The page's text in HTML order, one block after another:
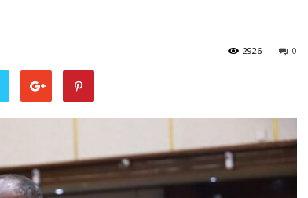
0
2926